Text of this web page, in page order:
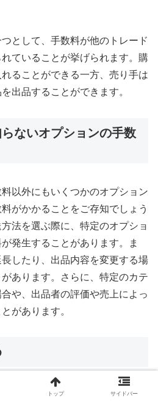
つとして、手数料が他のトレード
ていることが挙げられます。購
ることができる一方、売り手は
出品することができます。
ないオプションの手数
以外にもいくつかのオプション
がかかることをご存知でしょう
法を選ぶ際に、特定のオプショ
発生することがあります。ま
したり、出品内容を変更する場
あります。さらに、特定のカテ
や、出品者の評価や売上によっ
があります。
偽物商品が潜んでいる可能性に
トップ サイドバー